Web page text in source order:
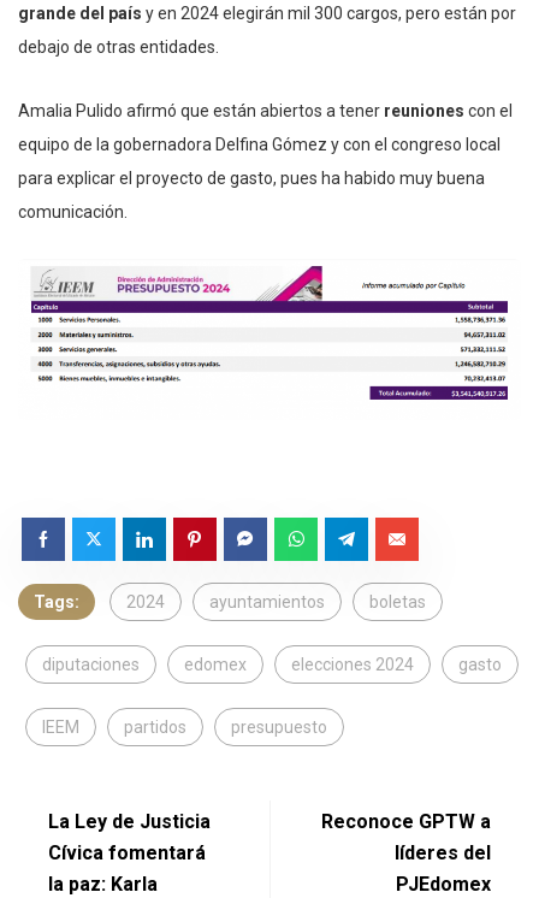
grande del país y en 2024 elegirán mil 300 cargos, pero están por
debajo de otras entidades.
Amalia Pulido afirmó que están abiertos a tener reuniones con el
equipo de la gobernadora Delfina Gómez y con el congreso local
para explicar el proyecto de gasto, pues ha habido muy buena
comunicación.
Tags: 2024 ayuntamientos boletas
diputaciones edomex elecciones 2024 gasto
IEEM partidos presupuesto
La Ley de Justicia
Cívica fomentará
la paz: Karla
Reconoce GPTW a
líderes del
PJEdomex